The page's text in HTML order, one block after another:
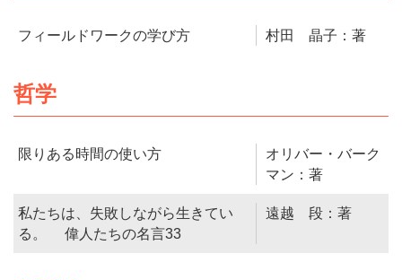
フィールドワークの学び方 村田 晶子：著
哲学
限りある時間の使い方
オリバー・バーク
マン：著
私たちは、失敗しながら生きてい
る。 偉人たちの名言33
遠越 段：著